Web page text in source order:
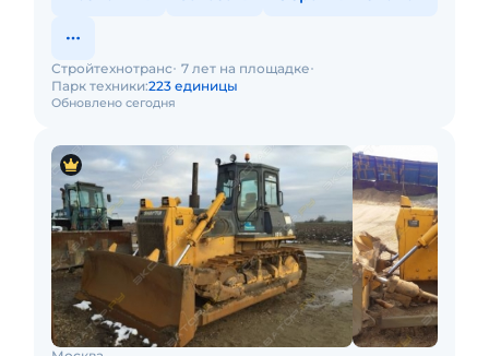
Обновлено сегодня
Стройтехнотранс 7 лет на площадке
Парк техники:223 единицы